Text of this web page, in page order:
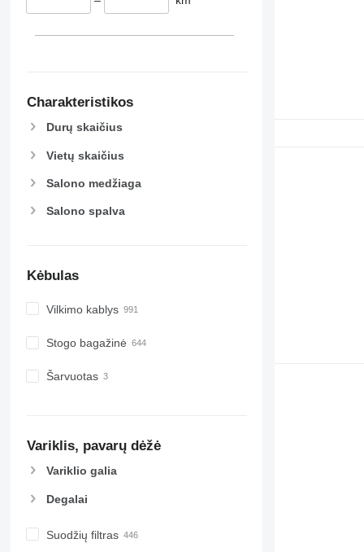
Charakteristikos
Durų skaičius
Vietų skaičius
Salono medžiaga
Salono spalva
Kėbulas
Vilkimo kablys
Stogo bagažinė
Šarvuotas
Variklis, pavarų dėžė
Variklio galia
Degalai
Suodžių filtras